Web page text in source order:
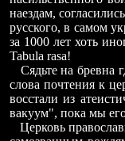
наездам,
русского, в самом
за 1000 лет хоть
Tabula rasa!
Сядьте на
слова почтения к
восстали из
вакуум", пока мы
Церковь